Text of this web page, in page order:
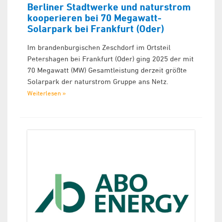
Berliner Stadtwerke und naturstrom
kooperieren bei 70 Megawatt-
Solarpark bei Frankfurt (Oder)
Im brandenburgischen Zeschdorf im Ortsteil
Petershagen bei Frankfurt (Oder) ging 2025 der mit
70 Megawatt (MW) Gesamtleistung derzeit größte
Solarpark der naturstrom Gruppe ans Netz.
Weiterlesen »